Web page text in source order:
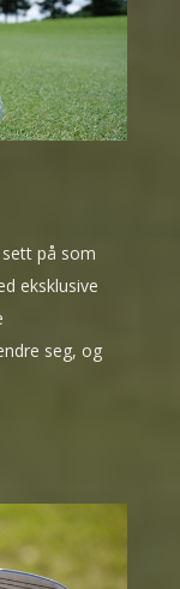
på som
eksklusive
seg, og